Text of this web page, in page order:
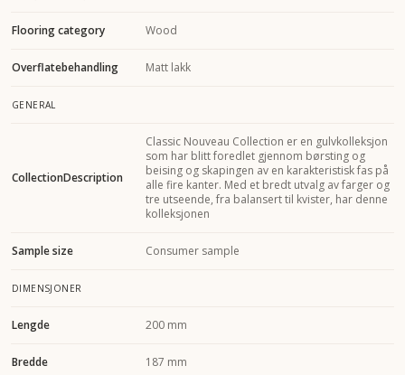
Flooring category Wood
Overflatebehandling Matt lakk
GENERAL
CollectionDescription
Classic Nouveau Collection er en gulvkolleksjon
som har blitt foredlet gjennom børsting og
beising og skapingen av en karakteristisk fas på
alle fire kanter. Med et bredt utvalg av farger og
tre utseende, fra balansert til kvister, har denne
kolleksjonen
Sample size Consumer sample
DIMENSJONER
Lengde 200 mm
Bredde 187 mm